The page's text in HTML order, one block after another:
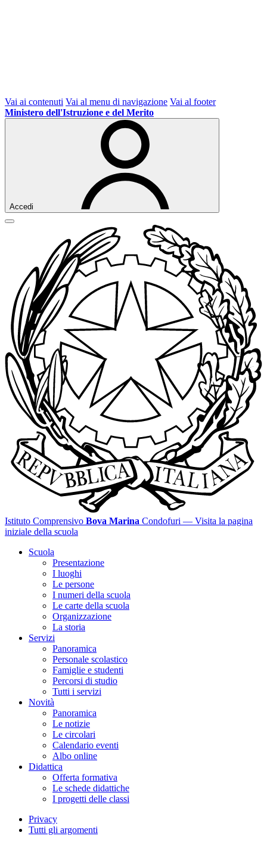
Vai ai contenuti Vai al menu di navigazione Vai al footer
Ministero dell'Istruzione e del Merito
Accedi
Istituto Comprensivo Bova Marina Condofuri — Visita la pagina
iniziale della scuola
Scuola
Presentazione
I luoghi
Le persone
I numeri della scuola
Le carte della scuola
Organizzazione
La storia
Servizi
Panoramica
Personale scolastico
Famiglie e studenti
Percorsi di studio
Tutti i servizi
Novità
Panoramica
Le notizie
Le circolari
Calendario eventi
Albo online
Didattica
Offerta formativa
Le schede didattiche
I progetti delle classi
Privacy
Tutti gli argomenti